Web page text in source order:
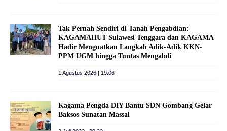
Tak Pernah Sendiri di Tanah Pengabdian:
KAGAMAHUT Sulawesi Tenggara dan KAGAMA
Hadir Menguatkan Langkah Adik-Adik KKN-
PPM UGM hingga Tuntas Mengabdi
1 Agustus 2026 | 19:06
Kagama Pengda DIY Bantu SDN Gombang Gelar
Baksos Sunatan Massal